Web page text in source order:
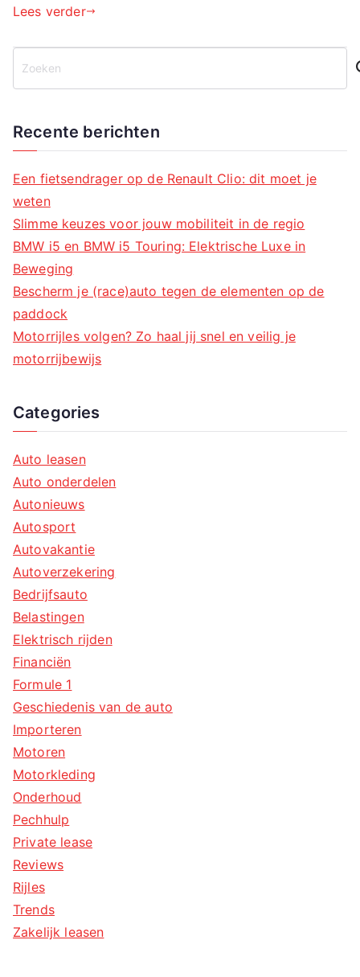
Lees verder
e
Recente berichten
Een fietsendrager op de Renault Clio: dit moet je
weten
Slimme keuzes voor jouw mobiliteit in de regio
BMW i5 en BMW i5 Touring: Elektrische Luxe in
Beweging
Bescherm je (race)auto tegen de elementen op de
paddock
Motorrijles volgen? Zo haal jij snel en veilig je
motorrijbewijs
Categories
Auto leasen
Auto onderdelen
Autonieuws
Autosport
Autovakantie
Autoverzekering
Bedrijfsauto
Belastingen
Elektrisch rijden
Financiën
Formule 1
Geschiedenis van de auto
Importeren
Motoren
Motorkleding
Onderhoud
Pechhulp
Private lease
Reviews
Rijles
Trends
Zakelijk leasen